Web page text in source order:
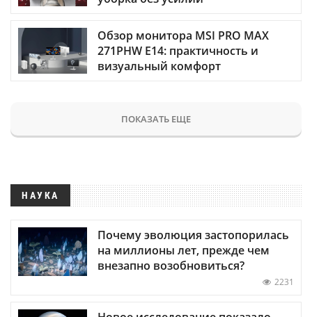
Обзор монитора MSI PRO MAX
271PHW E14: практичность и
визуальный комфорт
ПОКАЗАТЬ ЕЩЕ
НАУКА
Почему эволюция застопорилась
на миллионы лет, прежде чем
внезапно возобновиться?
2231